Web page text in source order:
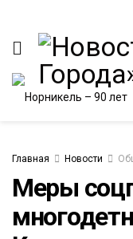
Главная Новости
Меры